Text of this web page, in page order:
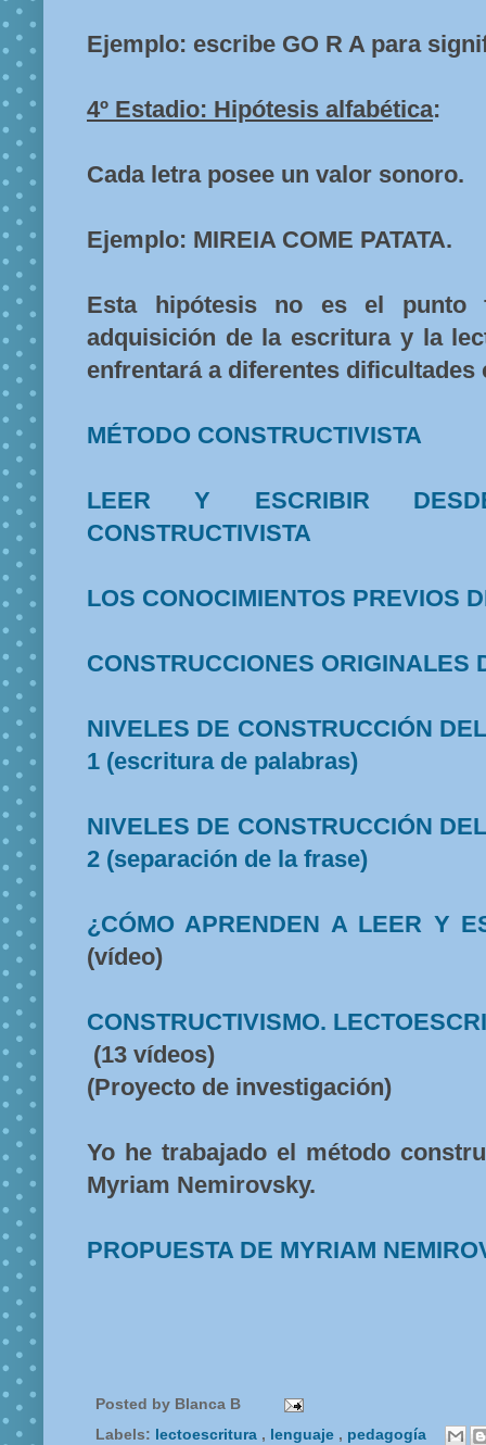
Ejemplo: escribe GO R A para
4º Estadio: Hipótesis alfabética:
Cada letra posee un valor sonoro.
Ejemplo: MIREIA COME PATATA.
Esta hipótesis no es el punto
adquisición de la escritura y la
enfrentará a diferentes dificultades
MÉTODO CONSTRUCTIVISTA
LEER Y ESCRIBIR
CONSTRUCTIVISTA
LOS CONOCIMIENTOS PREVIOS
CONSTRUCCIONES ORIGINALES
NIVELES DE CONSTRUCCIÓN
1 (escritura de palabras)
NIVELES DE CONSTRUCCIÓN
2 (separación de la frase)
¿CÓMO APRENDEN A LEER Y
(vídeo)
CONSTRUCTIVISMO.
(13 vídeos)
(Proyecto de investigación)
Yo he trabajado el método
Myriam Nemirovsky.
PROPUESTA DE MYRIAM
Posted by Blanca B
Labels: lectoescritura , lenguaje , pedagogía